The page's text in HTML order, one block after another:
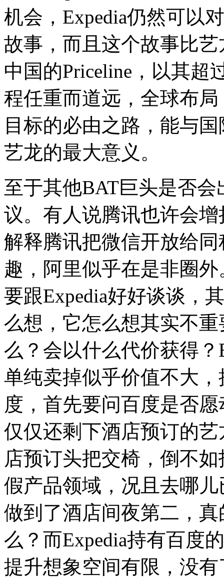
机会，Expedia仍然可以
故事，而且这个故事比
中国的Priceline，以其超
程任重而道远，全球布
目标的必由之路，能与
艺龙的最大意义。
至于其他BAT巨头是否
议。有人说腾讯也许会
解释腾讯把微信开放给
趣，阿里似乎在是非圈
要跟Expedia好好谈谈，
么想，它怎么想其实不
么？会以什么代价获得
单纯卖掉似乎价值不大
度，首先要问百度是否
仅仅还剩下酒店预订的
店预订头把交椅，倒不
假产品领域，况且去哪
做到了酒店间夜第二，
么？而Expedia持有百度
提升想象空间有限，没